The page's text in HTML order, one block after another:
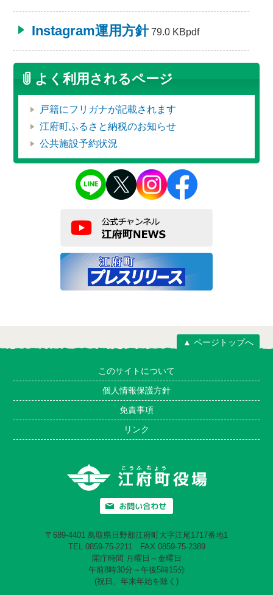
Instagram運用方針79.0 KBpdf
よく利用されるページ
戸籍にフリガナが記載されます
江府町ふるさと納税のお知らせ
公共施設予約状況
▲ ページトップへ
このサイトについて
個人情報保護方針
免責事項
リンク
〒689-4401 鳥取県日野郡江府町大字江尾1717番地1
TEL 0859-75-2211 FAX 0859-75-2389
開庁時間 月曜日～金曜日
午前8時30分～午後5時15分
(祝日、年末年始を除く)